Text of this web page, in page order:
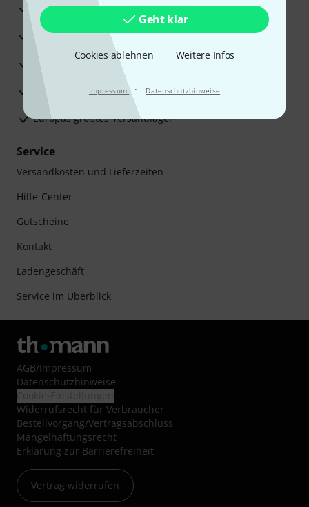
Geht klar
Cookies ablehnen Weitere Infos
Impressum · Datenschutzhinweise
30 Tage Money-Back-Garantie
Reparaturservice
Beratung durch Fachexperten
Zufriedenheitsgarantie
Europas größtes Versandlager
Service
Versandkosten und Lieferzeiten
Hilfe-Center
Gutscheine
Kontakt
Ladengeschäft
Service im Überblick
AGB/Impressum
Datenschutzhinweise
Widerrufsrecht für Verbraucher
Bestellvorgang/Vertragsabschluss
Mängelhaftungsrecht
Erklärung zur Barrierefreiheit
Vertrag widerrufen